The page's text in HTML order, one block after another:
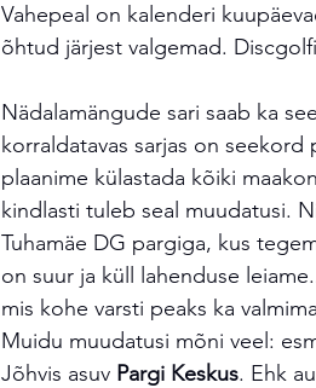
Vahepeal on kalenderi
õhtud järjest valgemad.
Nädalamängude sari saab ka
korraldatavas sarjas on
plaanime külastada kõiki
kindlasti tuleb seal muudatusi.
Tuhamäe DG pargiga, kus
on suur ja küll lahenduse
mis kohe varsti peaks ka
Muidu muudatusi mõni veel:
Jõhvis asuv Pargi Keskus. Ehk